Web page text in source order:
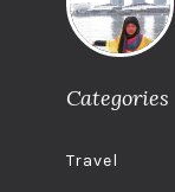
Categories
Travel